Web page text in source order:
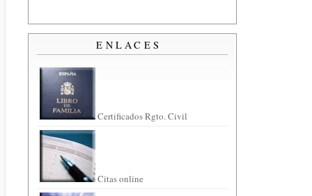
ENLACES
Certificados Rgto. Civil
Citas online